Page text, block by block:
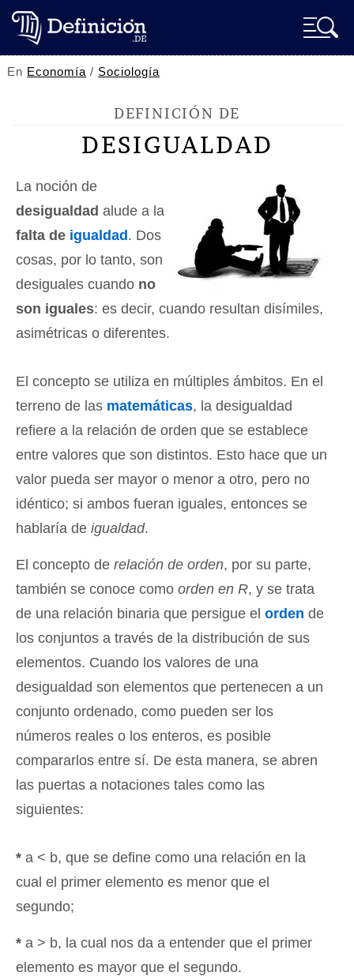
En Economía / Sociología
DEFINICIÓN DE
DESIGUALDAD
La noción de
desigualdad alude a la
falta de igualdad . Dos
cosas, por lo tanto, son
desiguales cuando no
son iguales: es decir, cuando resultan disímiles,
asimétricas o diferentes.
El concepto se utiliza en múltiples ámbitos. En el
terreno de las matemáticas, la desigualdad
refiere a la relación de orden que se establece
entre valores que son distintos. Esto hace que un
valor pueda ser mayor o menor a otro, pero no
idéntico; si ambos fueran iguales, entonces se
hablaría de igualdad.
El concepto de relación de orden, por su parte,
también se conoce como orden en R, y se trata
de una relación binaria que persigue el orden de
los conjuntos a través de la distribución de sus
elementos. Cuando los valores de una
desigualdad son elementos que pertenecen a un
conjunto ordenado, como pueden ser los
números reales o los enteros, es posible
compararlos entre sí. De esta manera, se abren
las puertas a notaciones tales como las
siguientes:
* a < b, que se define como una relación en la
cual el primer elemento es menor que el
segundo;
* a > b, la cual nos da a entender que el primer
elemento es mayor que el segundo.